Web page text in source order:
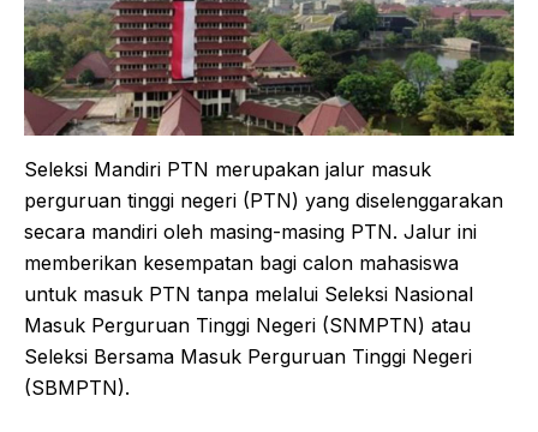
Seleksi Mandiri PTN merupakan jalur masuk
perguruan tinggi negeri (PTN) yang diselenggarakan
secara mandiri oleh masing-masing PTN. Jalur ini
memberikan kesempatan bagi calon mahasiswa
untuk masuk PTN tanpa melalui Seleksi Nasional
Masuk Perguruan Tinggi Negeri (SNMPTN) atau
Seleksi Bersama Masuk Perguruan Tinggi Negeri
(SBMPTN).